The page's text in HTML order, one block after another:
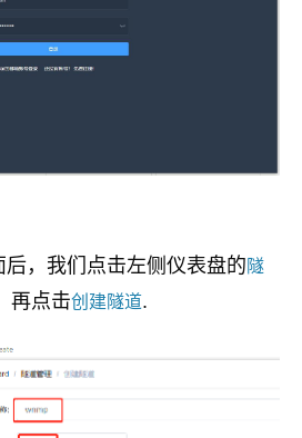
，我们点击左侧仪表盘的隧
再点击创建隧道.